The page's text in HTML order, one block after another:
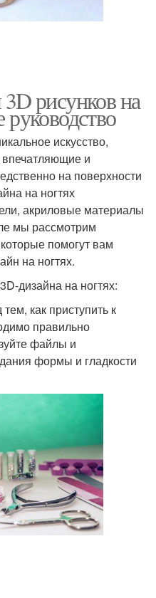
рисунков на
искусство,
впечатляющие и
на поверхности
на ногтях
акриловые материалы
мы рассмотрим
помогут вам
на ногтях.
дизайна на ногтях:
как приступить к
правильно
файлы и
формы и гладкости